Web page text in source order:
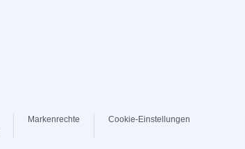
Markenrechte Cookie-Einstellungen